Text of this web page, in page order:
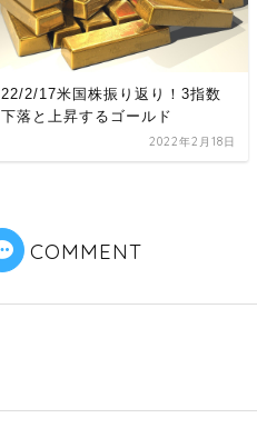
22/2/17米国株振り返り！3指数
下落と上昇するゴールド
2022年2月18日
COMMENT